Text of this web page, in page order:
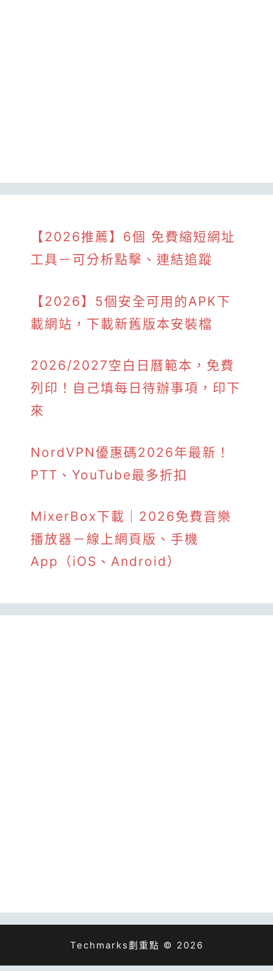
【2026推薦】6個 免費縮短網址
工具－可分析點擊、連結追蹤
【2026】5個安全可用的APK下
載網站，下載新舊版本安裝檔
2026/2027空白日曆範本，免費
列印！自己填每日待辦事項，印下
來
NordVPN優惠碼2026年最新！
PTT、YouTube最多折扣
MixerBox下載｜2026免費音樂
播放器－線上網頁版、手機
App（iOS、Android）
Techmarks劃重點 © 2026